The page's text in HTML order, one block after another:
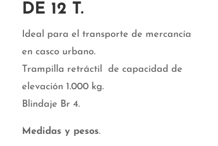
DE 12 T.
Ideal para el transporte de mercancía
en casco urbano.
Trampilla retráctil de capacidad de
elevación 1.000 kg.
Blindaje Br 4.
Medidas y pesos.